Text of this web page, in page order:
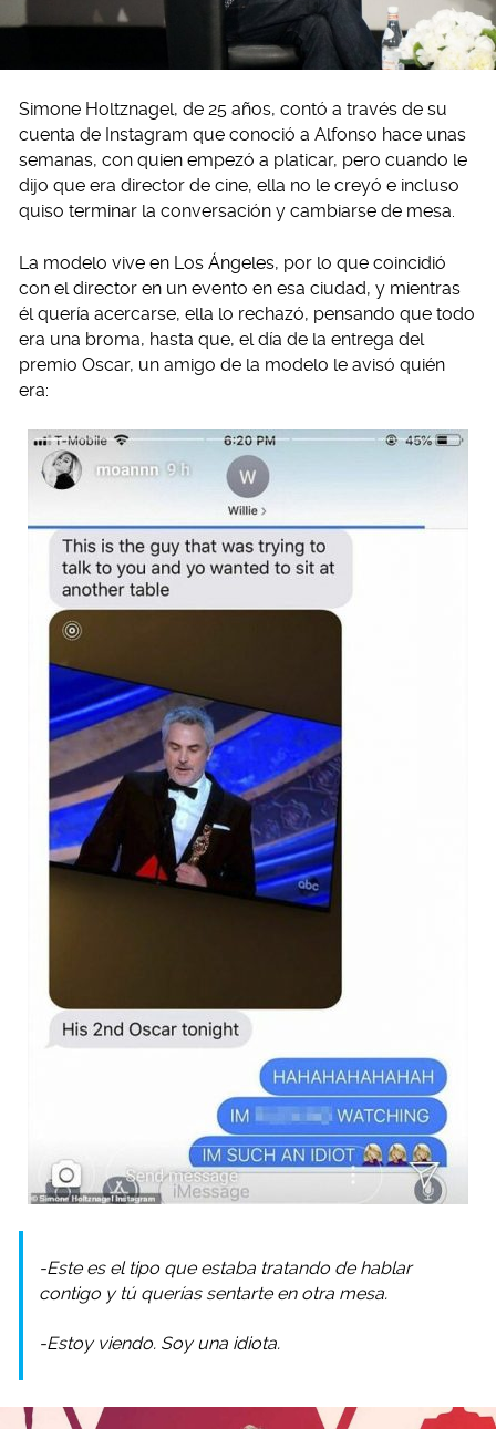
Simone Holtznagel, de 25 años, contó a través de su
cuenta de Instagram que conoció a Alfonso hace unas
semanas, con quien empezó a platicar, pero cuando le
dijo que era director de cine, ella no le creyó e incluso
quiso terminar la conversación y cambiarse de mesa.
La modelo vive en Los Ángeles, por lo que coincidió
con el director en un evento en esa ciudad, y mientras
él quería acercarse, ella lo rechazó, pensando que todo
era una broma, hasta que, el día de la entrega del
premio Oscar, un amigo de la modelo le avisó quién
era:
-Este es el tipo que estaba tratando de hablar
contigo y tú querías sentarte en otra mesa.
-Estoy viendo. Soy una idiota.